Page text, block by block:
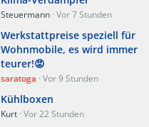
Steuermann Vor 7 Stunden
Werkstattpreise speziell für
Wohnmobile, es wird immer
teurer!😡
saratoga Vor 9 Stunden
Kühlboxen
Kurt Vor 22 Stunden